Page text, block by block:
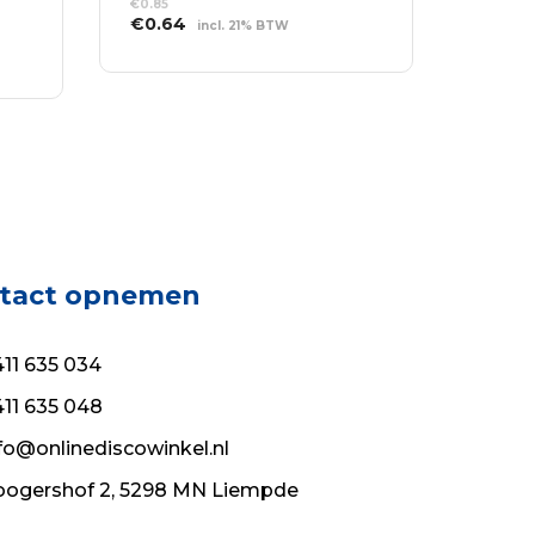
€0.85
Oorspronkelijke
was:
€0.64 Huidige
is:
incl. 21% BTW
WINKELWAGEN
opnemen
635 034
635 048
2, 5298 MN Liempde